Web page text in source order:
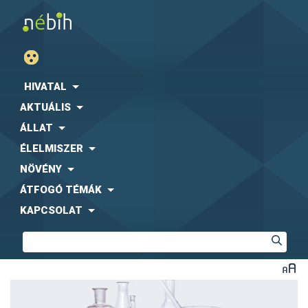
HIVATAL
AKTUÁLIS
ÁLLAT
ÉLELMISZER
NÖVÉNY
ÁTFOGÓ TÉMÁK
KAPCSOLAT